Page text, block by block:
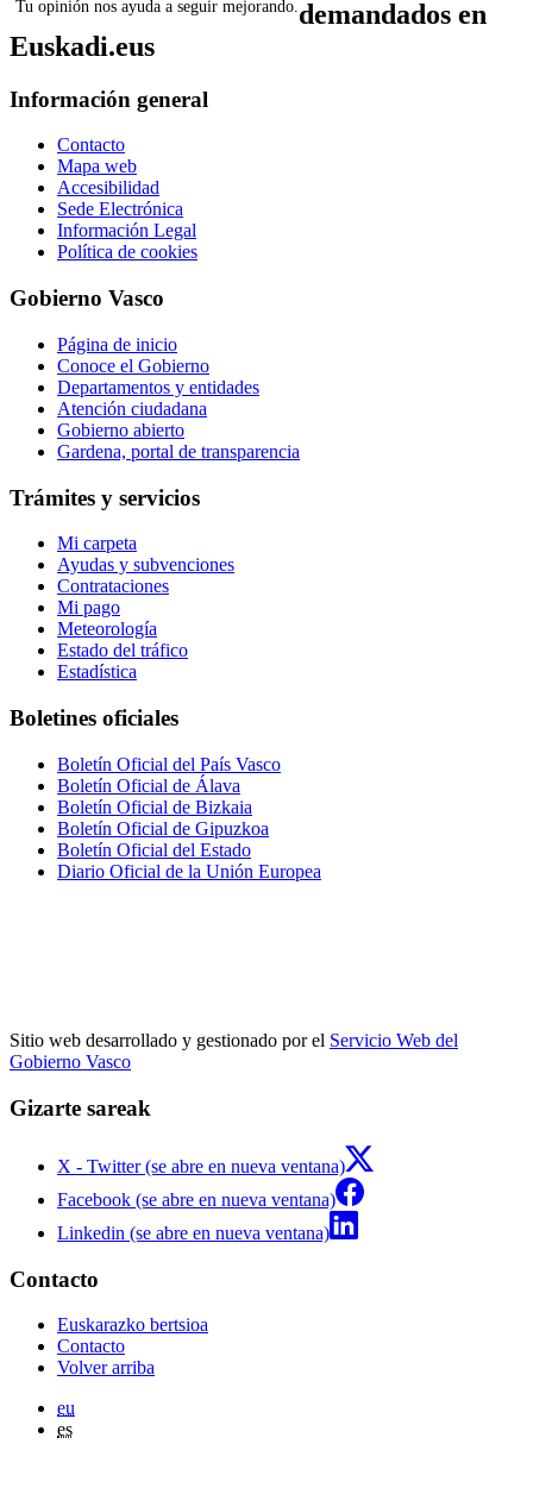
Tu opinión nos ayuda a seguir mejorando. demandados en
Euskadi.eus
Información general
Contacto
Mapa web
Accesibilidad
Sede Electrónica
Información Legal
Política de cookies
Gobierno Vasco
Página de inicio
Conoce el Gobierno
Departamentos y entidades
Atención ciudadana
Gobierno abierto
Gardena, portal de transparencia
Trámites y servicios
Mi carpeta
Ayudas y subvenciones
Contrataciones
Mi pago
Meteorología
Estado del tráfico
Estadística
Boletines oficiales
Boletín Oficial del País Vasco
Boletín Oficial de Álava
Boletín Oficial de Bizkaia
Boletín Oficial de Gipuzkoa
Boletín Oficial del Estado
Diario Oficial de la Unión Europea
Sitio web desarrollado y gestionado por el Servicio Web del
Gobierno Vasco
Gizarte sareak
X - Twitter (se abre en nueva ventana)
Facebook (se abre en nueva ventana)
Linkedin (se abre en nueva ventana)
Contacto
Euskarazko bertsioa
Contacto
Volver arriba
eu
es